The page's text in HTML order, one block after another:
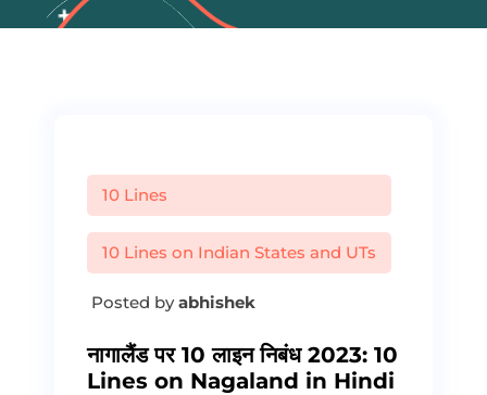
10 Lines
10 Lines on Indian States and UTs
Posted byabhishek
नागालैंड पर 10 लाइन निबंध 2023: 10
Lines on Nagaland in Hindi